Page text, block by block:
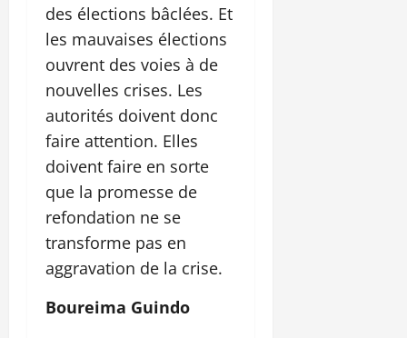
des élections bâclées. Et
les mauvaises élections
ouvrent des voies à de
nouvelles crises. Les
autorités doivent donc
faire attention. Elles
doivent faire en sorte
que la promesse de
refondation ne se
transforme pas en
aggravation de la crise.
Boureima Guindo